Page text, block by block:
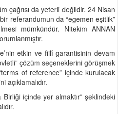
çağrısı da yeterli değildir. 24 Nisan
referandumun da “egemen eşitlik”
mümkündür. Nitekim ANNAN
etkin ve fiilî garantisinin devam
çözüm seçeneklerini görüşmek
of reference” içinde kurulacak
açıklamalıdır.
Birliği içinde yer almaktır” şeklindeki